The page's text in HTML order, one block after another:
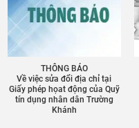
THÔNG BÁO
Về việc sửa đổi địa chỉ tại
Giấy phép họat động của Quỹ
tín dụng nhân dân Trường
Khánh